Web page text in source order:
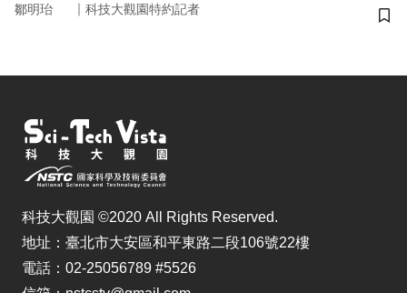
鄒明珆 ｜ 科技大觀園特約記者
儲
科技大觀園 ©2020 All Rights Reserved.
地址：臺北市大安區和平東路二段106號22樓
電話：02-25056789 #5526